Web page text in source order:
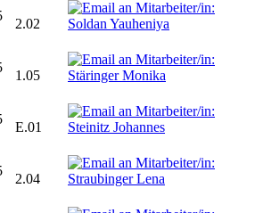
2.02
1.05
E.01
2.04